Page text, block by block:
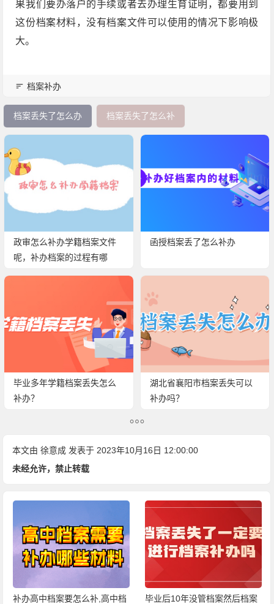
果我们要办落户的手续或者去办理生育证明，都要用到
这份档案材料，没有档案文件可以使用的情况下影响极
大。
档案补办
档案丢失了怎么办 档案丢失了怎么补
政审怎么补办学籍档案文件
呢，补办档案的过程有哪
函授档案丢了怎么补办
毕业多年学籍档案丢失怎么
补办？
湖北省襄阳市档案丢失可以
补办吗？
本文由徐意成 发表于 2023年10月16日 12:00:00
未经允许，禁止转载
毕业后10年没管档案然后档案
学校转寄档案丢失了怎么办?